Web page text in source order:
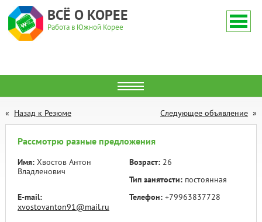
ВСЁ О КОРЕЕ
Работа в Южной Корее
Назад к Резюме Следующее объявление
Рассмотрю разные предложения
Имя: Хвостов Антон
Владленович
Возраст: 26
Тип занятости: постоянная
E-mail:
xvostovanton91@mail.ru
Телефон:+79963837728